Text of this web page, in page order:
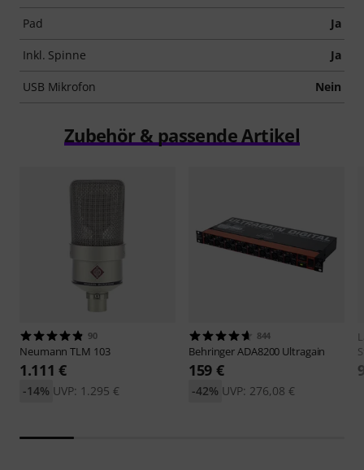
Pad Ja
Inkl. Spinne Ja
USB Mikrofon Nein
Zubehör & passende Artikel
90
NeumannTLM 103
1.111 €
UVP: 1.295 €
-14%
844
BehringerADA8200 Ultragain
159 €
UVP: 276,08 €
-42%